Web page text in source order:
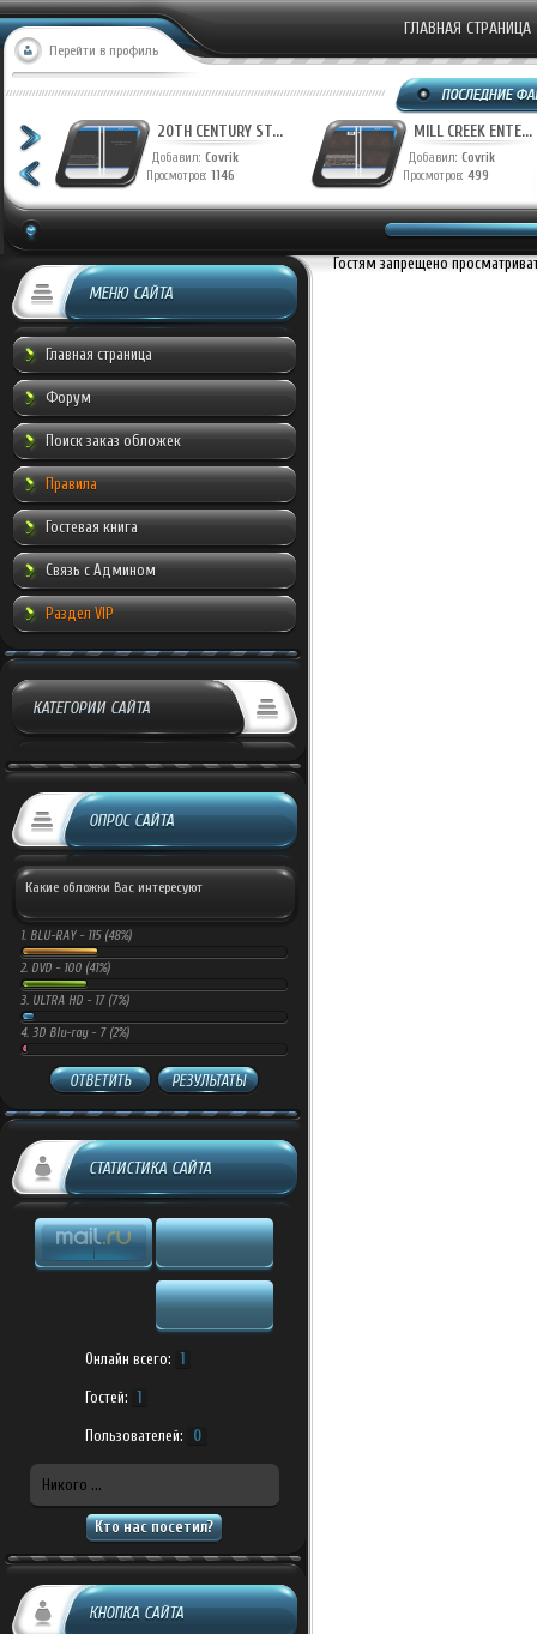
Перейти в профиль
ГЛАВНАЯ СТРАНИЦА
20TH CENTURY ST...
Добавил: Covrik
Просмотров: 1146
MILL CREEK ENTE...
Добавил: Covrik
Просмотров: 499
МЕНЮ САЙТА
Главная страница
Форум
Поиск заказ обложек
Правила
Гостевая книга
Связь с Админом
Раздел VIP
КАТЕГОРИИ САЙТА
ОПРОС САЙТА
Какие обложки Вас интересуют
1. BLU-RAY - 115 (48%)
2. DVD - 100 (41%)
3. ULTRA HD - 17 (7%)
4. 3D Blu-ray - 7 (2%)
ОТВЕТИТЬ РЕЗУЛЬТАТЫ
СТАТИСТИКА САЙТА
Онлайн всего: 1
Гостей: 1
Пользователей: 0
Никого ...
Кто нас посетил?
КНОПКА САЙТА
Гостям запрещено